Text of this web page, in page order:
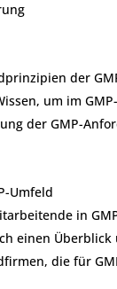
der
um im
der GMP-
Umfeld
in
einen
die für